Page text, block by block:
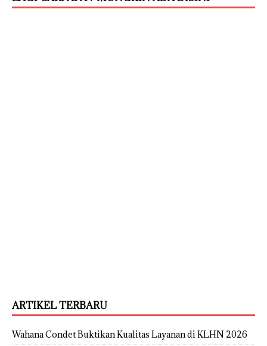
ARTIKEL TERBARU
Wahana Condet Buktikan Kualitas Layanan di KLHN 2026